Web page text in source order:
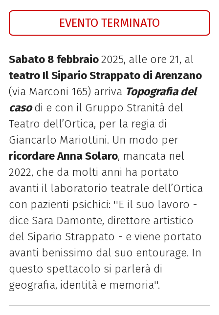
EVENTO TERMINATO
Sabato 8 febbraio2025, alle ore 21, al
teatro Il Sipario Strappato di Arenzano
(via Marconi 165) arriva Topografia del
casodi e con il Gruppo Stranità del
Teatro dell’Ortica, per la regia di
Giancarlo Mariottini. Un modo per
ricordare Anna Solaro, mancata nel
2022, che da molti anni ha portato
avanti il laboratorio teatrale dell’Ortica
con pazienti psichici: ''E il suo lavoro -
dice Sara Damonte, direttore artistico
del Sipario Strappato - e viene portato
avanti benissimo dal suo entourage. In
questo spettacolo si parlerà di
geografia, identità e memoria''.